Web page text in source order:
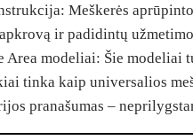
Meškerės
ir padidintų
modeliai: Šie
tinka kaip universalios
pranašumas –